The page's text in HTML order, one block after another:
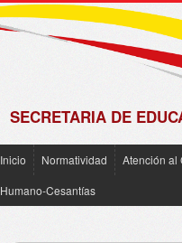
SECRETARIA DE
Inicio Normatividad Atención al
Humano-Cesantías